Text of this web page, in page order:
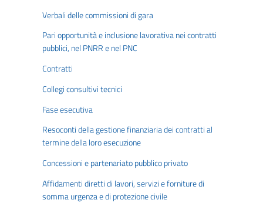
Verbali delle commissioni di gara
Pari opportunità e inclusione lavorativa nei contratti
pubblici, nel PNRR e nel PNC
Contratti
Collegi consultivi tecnici
Fase esecutiva
Resoconti della gestione finanziaria dei contratti al
termine della loro esecuzione
Concessioni e partenariato pubblico privato
Affidamenti diretti di lavori, servizi e forniture di
somma urgenza e di protezione civile